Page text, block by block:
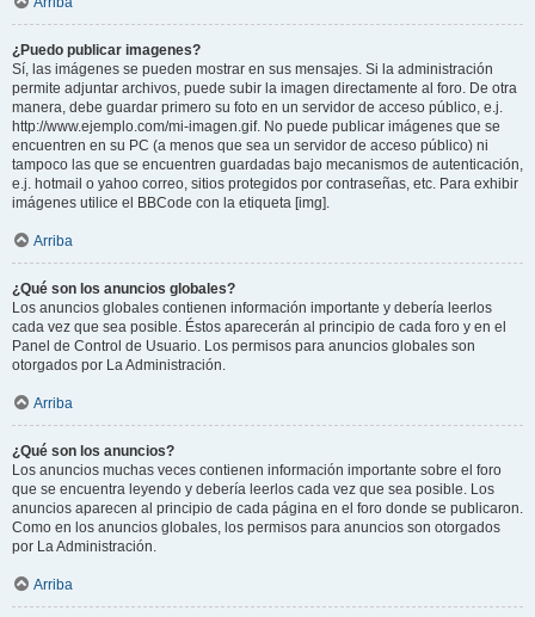
¿Puedo publicar imagenes?
Sí, las imágenes se pueden mostrar en sus mensajes. Si la administración
permite adjuntar archivos, puede subir la imagen directamente al foro. De otra
manera, debe guardar primero su foto en un servidor de acceso público, e.j.
http://www.ejemplo.com/mi-imagen.gif. No puede publicar imágenes que se
encuentren en su PC (a menos que sea un servidor de acceso público) ni
tampoco las que se encuentren guardadas bajo mecanismos de autenticación,
e.j. hotmail o yahoo correo, sitios protegidos por contraseñas, etc. Para exhibir
imágenes utilice el BBCode con la etiqueta [img].
Arriba
¿Qué son los anuncios globales?
Los anuncios globales contienen información importante y debería leerlos
cada vez que sea posible. Éstos aparecerán al principio de cada foro y en el
Panel de Control de Usuario. Los permisos para anuncios globales son
otorgados por La Administración.
Arriba
¿Qué son los anuncios?
Los anuncios muchas veces contienen información importante sobre el foro
que se encuentra leyendo y debería leerlos cada vez que sea posible. Los
anuncios aparecen al principio de cada página en el foro donde se publicaron.
Como en los anuncios globales, los permisos para anuncios son otorgados
por La Administración.
Arriba